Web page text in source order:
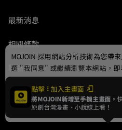
最新消息
相關條款
聯絡我們
© 2024 gamania Digital
點擊 加入主畫面
將MOJOIN新增至手機主畫面，
原創台灣漫畫、小說線上看！
MOJOIN 採用網站分析技術為您帶
選 "我同意" 或繼續瀏覽本網站，
Cookie，欲瞭解更多資訊請見隱私
我同意